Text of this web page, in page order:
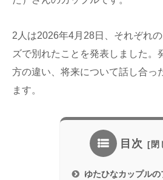
2人は2026年4月28日、それぞれ
ズで別れたことを発表しました。
方の違い、将来について話し合っ
ます。
目次
ゆたひなカップルの